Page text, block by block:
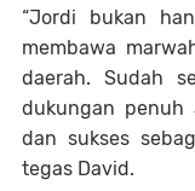
“Jordi bukan
membawa
daerah. Sudah
dukungan penuh
dan sukses
tegas David.